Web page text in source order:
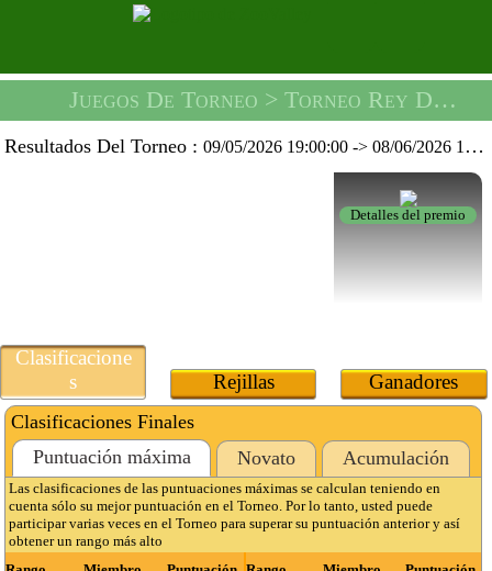
Juegos De Torneo > Torneo Rey Del Fútbol Burbuja -
Resultados Del Torneo :09/05/2026 19:00:00 ->08/06/2026 19:59:59
Detalles del premio
Clasificacione
s
Rejillas Ganadores
Clasificaciones Finales
Puntuación máxima
Novato Acumulación
Las clasificaciones de las puntuaciones máximas se calculan teniendo en
cuenta sólo su mejor puntuación en el Torneo. Por lo tanto, usted puede
participar varias veces en el Torneo para superar su puntuación anterior y así
obtener un rango más alto